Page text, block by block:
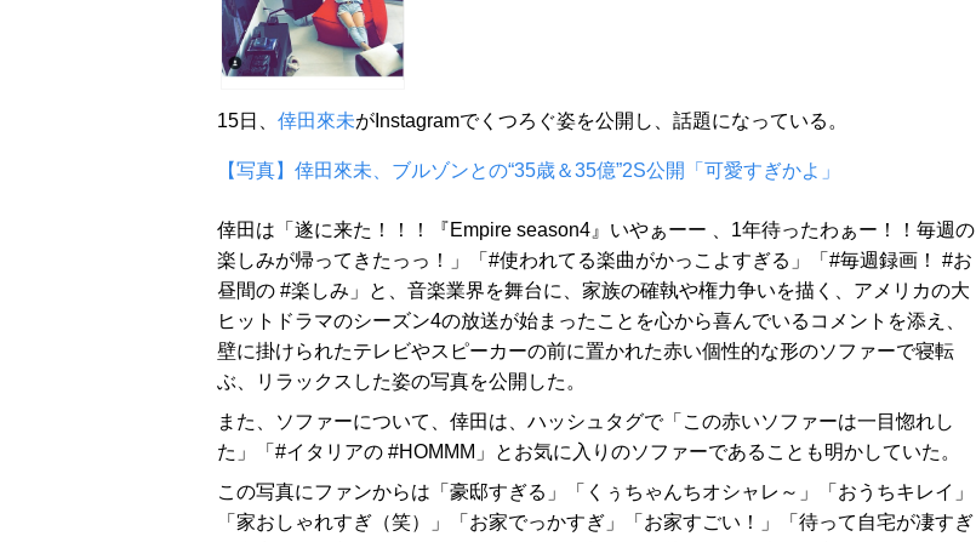
15日、 倖田來未がInstagramでくつろぐ姿を公開し、話題になっている。
【写真】倖田來未、ブルゾンとの“35歳＆35億”2S公開「可愛すぎかよ」
倖田は「遂に来た！！！『Empire season4』いやぁーー 、1年待ったわぁー！！毎週の
楽しみが帰ってきたっっ！」「#使われてる楽曲がかっこよすぎる」「#毎週録画！ #お
昼間の #楽しみ」と、音楽業界を舞台に、家族の確執や権力争いを描く、アメリカの大
ヒットドラマのシーズン4の放送が始まったことを心から喜んでいるコメントを添え、
壁に掛けられたテレビやスピーカーの前に置かれた赤い個性的な形のソファーで寝転
ぶ、リラックスした姿の写真を公開した。
また、ソファーについて、倖田は、ハッシュタグで「この赤いソファーは一目惚れし
た」「#イタリアの #HOMMM」とお気に入りのソファーであることも明かしていた。
この写真にファンからは「豪邸すぎる」「くぅちゃんちオシャレ～」「おうちキレイ」
「家おしゃれすぎ（笑）」「お家でっかすぎ」「お家すごい！」「待って自宅が凄すぎ